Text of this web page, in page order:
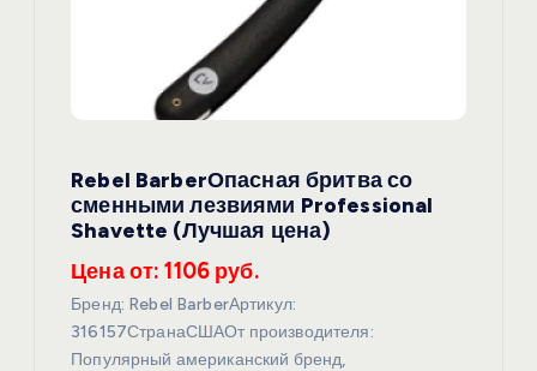
Rebel BarberОпасная бритва со
сменными лезвиями Professional
Shavette (Лучшая цена)
Цена от: 1106 руб.
Бренд: Rebel BarberАртикул:
316157СтранаСШАОт производителя:
Популярный американский бренд,